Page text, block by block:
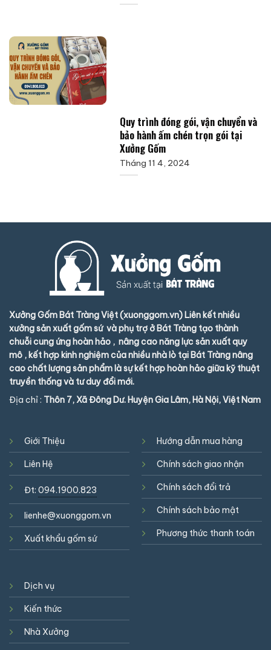
Quy trình đóng gói, vận chuyển và
bảo hành ấm chén trọn gói tại
Xưởng Gốm
Tháng 11 4, 2024
Xưởng Gốm Bát Tràng Việt (xuonggom.vn) Liên kết nhiều
xưởng sản xuất gốm sứ và phụ trợ ở Bát Tràng tạo thành
chuỗi cung ứng hoàn hảo , nâng cao năng lực sản xuất quy
mô , kết hợp kinh nghiệm của nhiều nhà lò tại Bát Tràng nâng
cao chất lượng sản phẩm là sự kết hợp hoàn hảo giữa kỹ thuật
truyền thống và tư duy đổi mới.
Địa chỉ : Thôn 7, Xã Đông Dư. Huyện Gia Lâm, Hà Nội, Việt Nam
Giới Thiệu
Liên Hệ
Đt: 094.1900.823
lienhe@xuonggom.vn
Xuất khẩu gốm sứ
Hướng dẫn mua hàng
Chính sách giao nhận
Chính sách đổi trả
Chính sách bảo mật
Phương thức thanh toán
Dịch vụ
Kiến thức
Nhà Xưởng